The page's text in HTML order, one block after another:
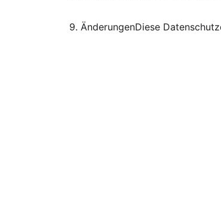
9.⁠ ⁠ÄnderungenDiese